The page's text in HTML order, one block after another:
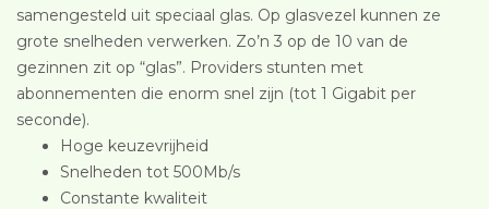
samengesteld uit speciaal glas. Op glasvezel kunnen ze
grote snelheden verwerken. Zo’n 3 op de 10 van de
gezinnen zit op “glas”. Providers stunten met
abonnementen die enorm snel zijn (tot 1 Gigabit per
seconde).
Hoge keuzevrijheid
Snelheden tot 500Mb/s
Constante kwaliteit